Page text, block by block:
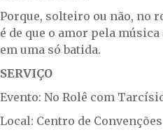
Porque, solteiro ou não, no
é de que o amor pela
em uma só batida.
SERVIÇO
Evento: No Rolê com
Local: Centro de Convenções